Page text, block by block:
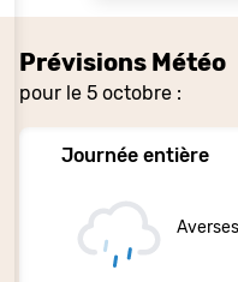
Prévisions Météo
pour le 5 octobre :
Journée entière